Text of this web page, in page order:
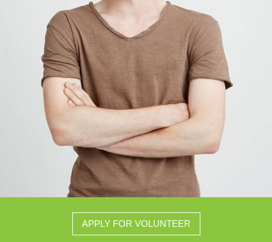
APPLY FOR VOLUNTEER